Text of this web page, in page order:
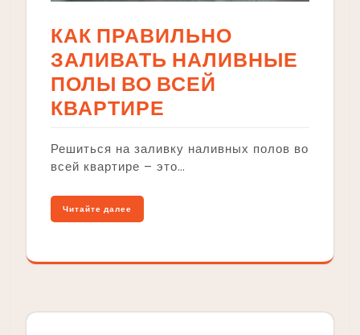
КАК ПРАВИЛЬНО
ЗАЛИВАТЬ НАЛИВНЫЕ
ПОЛЫ ВО ВСЕЙ
КВАРТИРЕ
Решиться на заливку наливных полов во
всей квартире – это…
Читайте далее